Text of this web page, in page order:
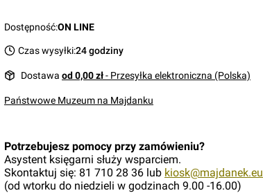
Dostępność:ON LINE
Czas wysyłki:24 godziny
Dostawa od 0,00 zł- Przesyłka elektroniczna (Polska)
Państwowe Muzeum na Majdanku
Potrzebujesz pomocy przy zamówieniu?
Asystent księgarni służy wsparciem.
Skontaktuj się: 81 710 28 36 lub kiosk@majdanek.eu
(od wtorku do niedzieli w godzinach 9.00 -16.00)